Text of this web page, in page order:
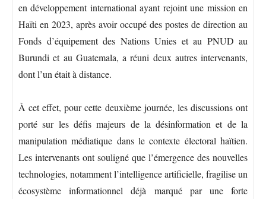
en développement international ayant rejoint une mission en
Haïti en 2023, après avoir occupé des postes de direction au
Fonds d’équipement des Nations Unies et au PNUD au
Burundi et au Guatemala, a réuni deux autres intervenants,
dont l’un était à distance.
À cet effet, pour cette deuxième journée, les discussions ont
porté sur les défis majeurs de la désinformation et de la
manipulation médiatique dans le contexte électoral haïtien.
Les intervenants ont souligné que l’émergence des nouvelles
technologies, notamment l’intelligence artificielle, fragilise un
écosystème informationnel déjà marqué par une forte